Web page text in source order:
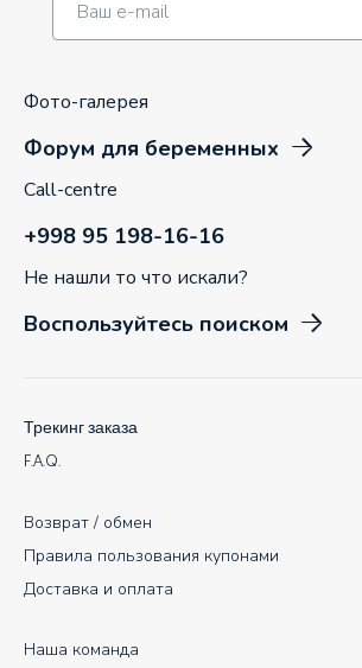
Фото-галерея
Форум для беременных
Call-centre
+998 95 198-16-16
Не нашли то что искали?
Воспользуйтесь поиском
Наша команда
Возврат / обмен
Правила пользования купонами
Доставка и оплата
Трекинг заказа
F.A.Q.